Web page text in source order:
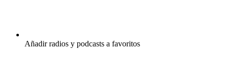
Añadir radios y podcasts a favoritos